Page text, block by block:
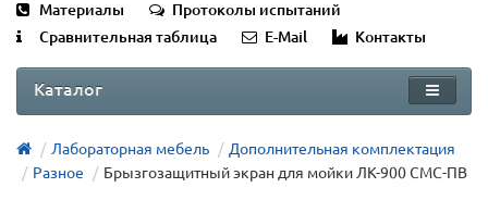
Материалы
Протоколы испытаний
Сравнительная таблица
E-Mail Контакты
Каталог
Лабораторная мебель
Дополнительная комплектация
Разное
Брызгозащитный экран для мойки ЛК-900 СМС-ПВ